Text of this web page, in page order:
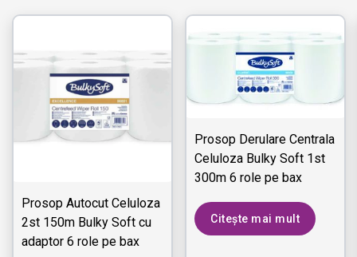
Prosop Autocut Celuloza
2st 150m Bulky Soft cu
adaptor 6 role pe bax
Prosop Derulare Centrala
Celuloza Bulky Soft 1st
300m 6 role pe bax
Citește mai mult